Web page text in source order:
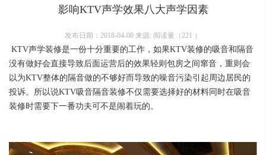
影响KTV声学效果八大声学因素
发布日期：2018-04-08 来源: 阅读量（221 ）
KTV声学装修是一份十分重要的工作，如果KTV装修的吸音和隔音
没有做好会直接导致后面运营后的效果轻则包房之间窜音，重则会
以为KTV整体的隔音做的不够好而导致的噪音污染引起周边居民的
投诉。所以说KTV吸音隔音装修不仅需要选择好的材料同时在吸音
装修时需要下一番功夫可不是闹着玩的。